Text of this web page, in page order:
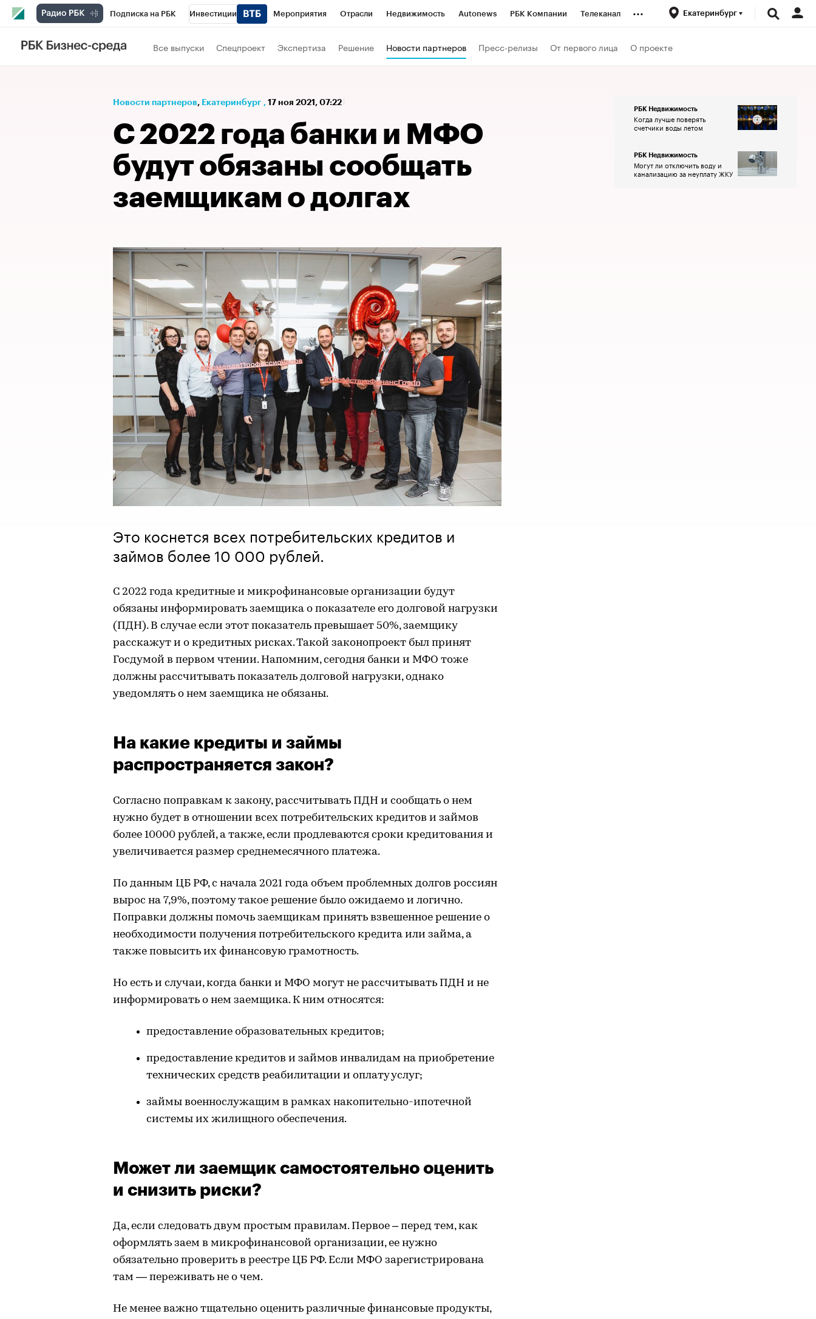
Подписка на РБК Инвестиции Мероприятия Отрасли Недвижимость Autonews РБК Компании Телеканал
РБК Вино
Проверка контрагентов Экономика Технологии и медиа Финансы
... Екатеринбург
Все выпуски Спецпроект Экспертиза Решение Новости партнеров Пресс-релизы От первого лица О проекте
Новости партнеров⁠, Екатеринбург , 17 ноя 2021, 07:22
С 2022 года банки и МФО
будут обязаны сообщать
заемщикам о долгах
Это коснется всех потребительских кредитов и
займов более 10 000 рублей.
С 2022 года кредитные и микрофинансовые организации будут
обязаны информировать заемщика о показателе его долговой нагрузки
(ПДН). В случае если этот показатель превышает 50%, заемщику
расскажут и о кредитных рисках. Такой законопроект был принят
Госдумой в первом чтении. Напомним, сегодня банки и МФО тоже
должны рассчитывать показатель долговой нагрузки, однако
уведомлять о нем заемщика не обязаны.
На какие кредиты и займы
распространяется закон?
Согласно поправкам к закону, рассчитывать ПДН и сообщать о нем
нужно будет в отношении всех потребительских кредитов и займов
более 10000 рублей, а также, если продлеваются сроки кредитования и
увеличивается размер среднемесячного платежа.
По данным ЦБ РФ, с начала 2021 года объем проблемных долгов россиян
вырос на 7,9%, поэтому такое решение было ожидаемо и логично.
Поправки должны помочь заемщикам принять взвешенное решение о
необходимости получения потребительского кредита или займа, а
также повысить их финансовую грамотность.
Но есть и случаи, когда банки и МФО могут не рассчитывать ПДН и не
информировать о нем заемщика. К ним относятся:
предоставление образовательных кредитов;
предоставление кредитов и займов инвалидам на приобретение
технических средств реабилитации и оплату услуг;
займы военнослужащим в рамках накопительно-ипотечной
системы их жилищного обеспечения.
Может ли заемщик самостоятельно оценить
и снизить риски?
Да, если следовать двум простым правилам. Первое – перед тем, как
оформлять заем в микрофинансовой организации, ее нужно
обязательно проверить в реестре ЦБ РФ. Если МФО зарегистрирована
там — переживать не о чем.
Не менее важно тщательно оценить различные финансовые продукты,
РБК Недвижимость
Когда лучше поверять
счетчики воды летом
РБК Недвижимость
Могут ли отключить воду и
канализацию за неуплату ЖКУ